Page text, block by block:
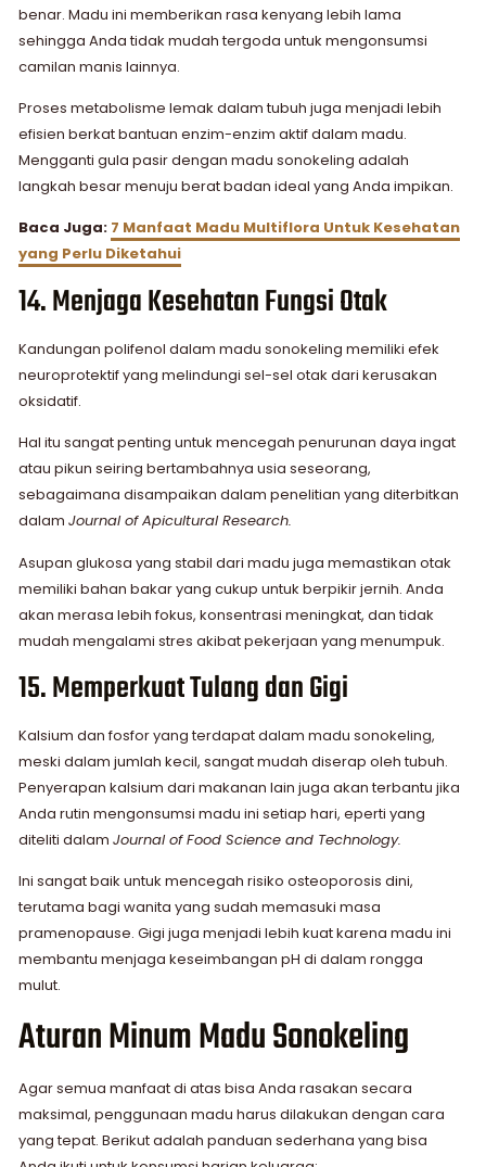
benar. Madu ini memberikan rasa kenyang lebih lama
sehingga Anda tidak mudah tergoda untuk mengonsumsi
camilan manis lainnya.
Proses metabolisme lemak dalam tubuh juga menjadi lebih
efisien berkat bantuan enzim-enzim aktif dalam madu.
Mengganti gula pasir dengan madu sonokeling adalah
langkah besar menuju berat badan ideal yang Anda impikan.
Baca Juga: 7 Manfaat Madu Multiflora Untuk Kesehatan
yang Perlu Diketahui
14. Menjaga Kesehatan Fungsi Otak
Kandungan polifenol dalam madu sonokeling memiliki efek
neuroprotektif yang melindungi sel-sel otak dari kerusakan
oksidatif.
Hal itu sangat penting untuk mencegah penurunan daya ingat
atau pikun seiring bertambahnya usia seseorang,
sebagaimana disampaikan dalam penelitian yang diterbitkan
dalam Journal of Apicultural Research.
Asupan glukosa yang stabil dari madu juga memastikan otak
memiliki bahan bakar yang cukup untuk berpikir jernih. Anda
akan merasa lebih fokus, konsentrasi meningkat, dan tidak
mudah mengalami stres akibat pekerjaan yang menumpuk.
15. Memperkuat Tulang dan Gigi
Kalsium dan fosfor yang terdapat dalam madu sonokeling,
meski dalam jumlah kecil, sangat mudah diserap oleh tubuh.
Penyerapan kalsium dari makanan lain juga akan terbantu jika
Anda rutin mengonsumsi madu ini setiap hari, eperti yang
diteliti dalam Journal of Food Science and Technology.
Ini sangat baik untuk mencegah risiko osteoporosis dini,
terutama bagi wanita yang sudah memasuki masa
pramenopause. Gigi juga menjadi lebih kuat karena madu ini
membantu menjaga keseimbangan pH di dalam rongga
mulut.
Aturan Minum Madu Sonokeling
Agar semua manfaat di atas bisa Anda rasakan secara
maksimal, penggunaan madu harus dilakukan dengan cara
yang tepat. Berikut adalah panduan sederhana yang bisa